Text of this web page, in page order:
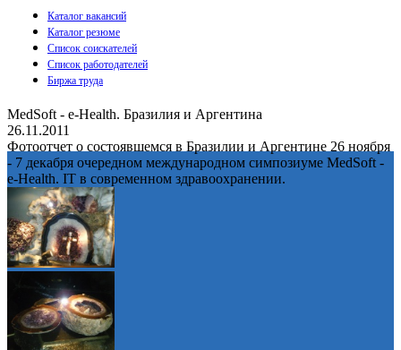
Каталог вакансий
Каталог резюме
Список соискателей
Список работодателей
Биржа труда
MedSoft - e-Health. Бразилия и Аргентина
26.11.2011
Фотоотчет о состоявшемся в Бразилии и Аргентине 26 ноября
- 7 декабря очередном международном симпозиуме MedSoft -
e-Health. IT в современном здравоохранении.